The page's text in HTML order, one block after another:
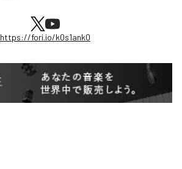
https://fori.io/k0s1ank0